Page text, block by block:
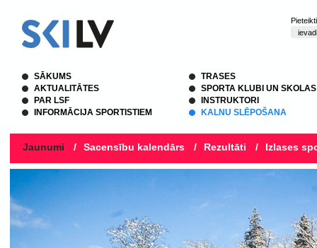
SĀKUMS
AKTUALITĀTES
PAR LSF
INFORMĀCIJA SPORTISTIEM
TRASES
SPORTA KLUBI UN SKOLAS
INSTRUKTORI
KALNU SLĒPOŠANA
Jaunumi / Sacensību kalendārs / Rezultāti / Izlases